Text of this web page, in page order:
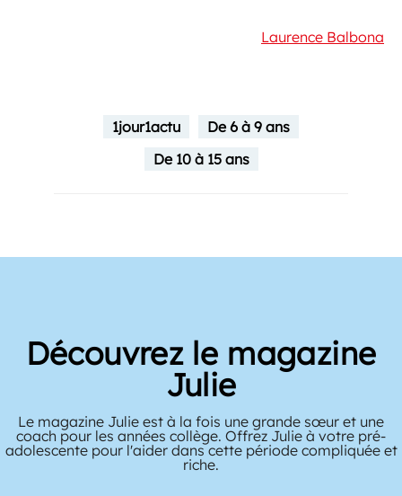
Laurence Balbona
1jour1actu
De 6 à 9 ans
De 10 à 15 ans
Découvrez le magazine
Julie
Le magazine Julie est à la fois une grande sœur et une
coach pour les années collège. Offrez Julie à votre pré-
adolescente pour l'aider dans cette période compliquée et
riche.